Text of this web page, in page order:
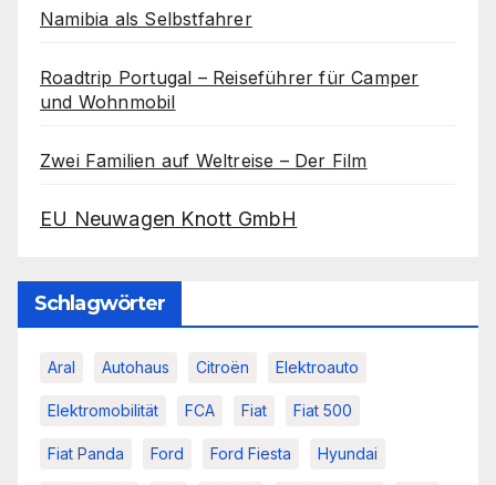
Namibia als Selbstfahrer
Roadtrip Portugal – Reiseführer für Camper
und Wohnmobil
Zwei Familien auf Weltreise – Der Film
EU Neuwagen Knott GmbH
Schlagwörter
Aral Autohaus Citroën Elektroauto
Elektromobilität FCA Fiat Fiat 500
Fiat Panda Ford Ford Fiesta Hyundai